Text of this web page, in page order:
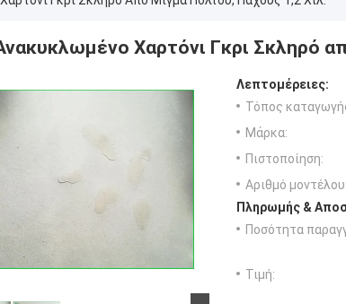
Χαρτόνι Γκρι Σκληρό
Λεπτομέρειες:
Τόπος
Μάρκα:
Πιστοποίηση:
Αριθμό μοντέλου:
Πληρωμής &
Ποσότητα
Τιμή: